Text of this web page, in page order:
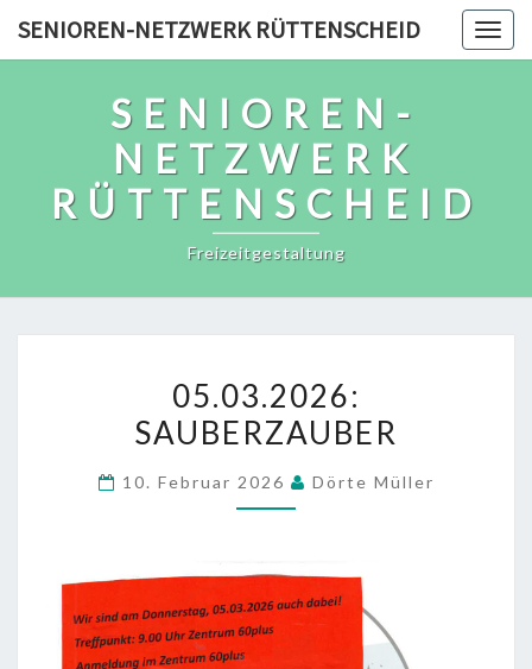
SENIOREN-NETZWERK RÜTTENSCHEID
SENIOREN-
NETZWERK
RÜTTENSCHEID
Freizeitgestaltung
SAUBERZAUBER
05.03.2026:
SAUBERZAUBER
10. Februar 2026 Dörte Müller